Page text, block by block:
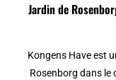
Jardin de
Kongens Have est
Rosenborg dans le